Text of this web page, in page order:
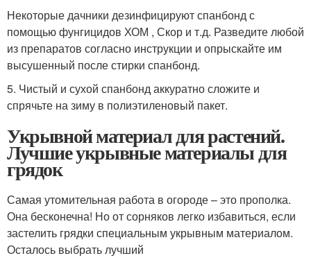
Некоторые дачники дезинфицируют спанбонд с
помощью фунгицидов ХОМ , Скор и т.д. Разведите любой
из препаратов согласно инструкции и опрыскайте им
высушенный после стирки спанбонд.
5. Чистый и сухой спанбонд аккуратно сложите и
спрячьте на зиму в полиэтиленовый пакет.
Укрывной материал для растений.
Лучшие укрывные материалы для
грядок
Самая утомительная работа в огороде – это прополка.
Она бесконечна! Но от сорняков легко избавиться, если
застелить грядки специальным укрывным материалом.
Осталось выбрать лучший